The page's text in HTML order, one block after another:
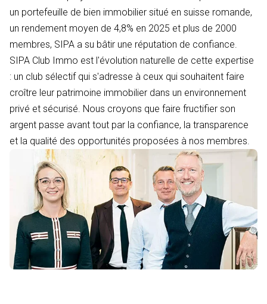
un portefeuille de bien immobilier situé en suisse romande,
un rendement moyen de 4,8% en 2025 et plus de 2000
membres, SIPA a su bâtir une réputation de confiance.
SIPA Club Immo est l'évolution naturelle de cette expertise
: un club sélectif qui s'adresse à ceux qui souhaitent faire
croître leur patrimoine immobilier dans un environnement
privé et sécurisé. Nous croyons que faire fructifier son
argent passe avant tout par la confiance, la transparence
et la qualité des opportunités proposées à nos membres.